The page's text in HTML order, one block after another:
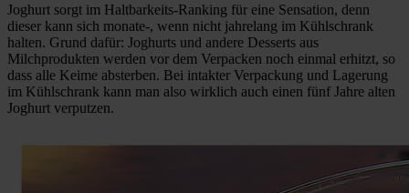
Joghurt sorgt im Haltbarkeits-Ranking für eine Sensation, denn
dieser kann sich monate-, wenn nicht jahrelang im Kühlschrank
halten. Grund dafür: Joghurts und andere Desserts aus
Milchprodukten werden vor dem Verpacken noch einmal erhitzt, so
dass alle Keime absterben. Bei intakter Verpackung und Lagerung
im Kühlschrank kann man also wirklich auch einen fünf Jahre alten
Joghurt verputzen.